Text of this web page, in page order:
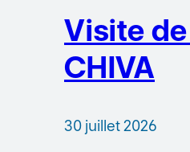
Visite de
CHIVA
30 juillet 2026